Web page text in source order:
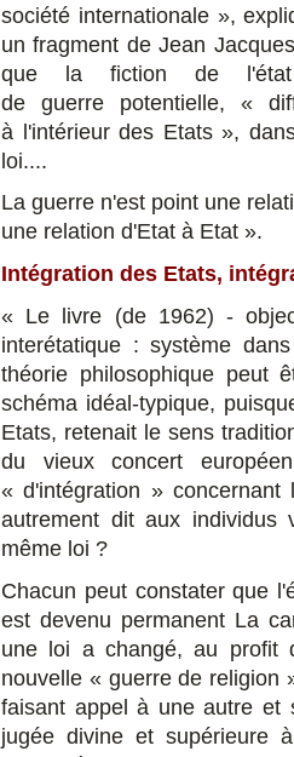
société internationale »,
un fragment de Jean
que la fiction de
de guerre potentielle, «
à l'intérieur des Etats »,
loi....
La guerre n'est point une
une relation d'Etat à Etat ».
Intégration des Etats,
« Le livre (de 1962) -
interétatique : système
théorie philosophique peut
schéma idéal-typique,
Etats, retenait le sens
du vieux concert
« d'intégration » concernant
autrement dit aux
même loi ?
Chacun peut constater que
est devenu permanent La
une loi a changé, au profit
nouvelle « guerre de religion
faisant appel à une autre et
jugée divine et supérieure